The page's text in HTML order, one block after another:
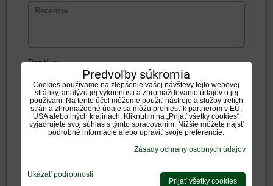
Pozitíva:
Negatíva:
Predvoľby súkromia
Cookies používame na zlepšenie vašej návštevy tejto webovej
stránky, analýzu jej výkonnosti a zhromažďovanie údajov o jej
používaní. Na tento účel môžeme použiť nástroje a služby tretích
strán a zhromaždené údaje sa môžu preniesť k partnerom v EÚ,
USA alebo iných krajinách. Kliknutím na „Prijať všetky cookies“
vyjadrujete svoj súhlas s týmto spracovaním. Nižšie môžete nájsť
podrobné informácie alebo upraviť svoje preferencie.
Zásady ochrany osobných údajov
Ukázať podrobnosti
Prijať všetky cookies